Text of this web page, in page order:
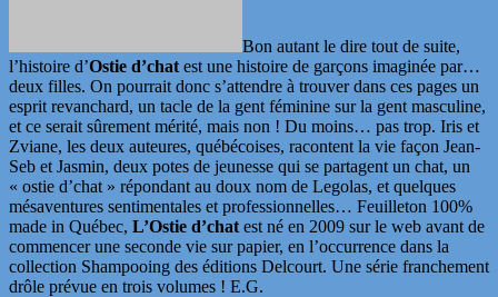
Bon autant le dire tout de suite,
l’histoire d’Ostie d’chat est une histoire de garçons imaginée par…
deux filles. On pourrait donc s’attendre à trouver dans ces pages un
esprit revanchard, un tacle de la gent féminine sur la gent masculine,
et ce serait sûrement mérité, mais non ! Du moins… pas trop. Iris et
Zviane, les deux auteures, québécoises, racontent la vie façon Jean-
Seb et Jasmin, deux potes de jeunesse qui se partagent un chat, un
« ostie d’chat » répondant au doux nom de Legolas, et quelques
mésaventures sentimentales et professionnelles… Feuilleton 100%
made in Québec, L’Ostie d’chat est né en 2009 sur le web avant de
commencer une seconde vie sur papier, en l’occurrence dans la
collection Shampooing des éditions Delcourt. Une série franchement
drôle prévue en trois volumes ! E.G.